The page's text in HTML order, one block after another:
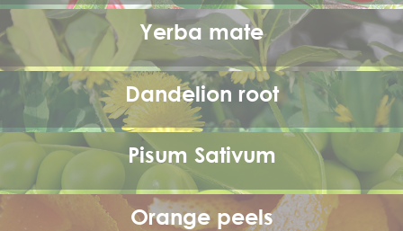
Yerba mate
Dandelion root
Pisum Sativum
Orange peels